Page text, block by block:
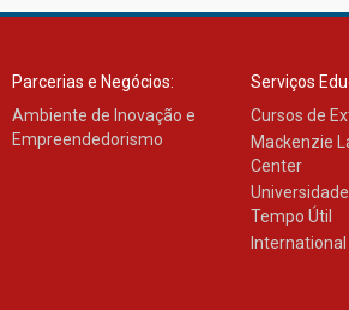
Parcerias e Negócios:
Ambiente de Inovação e
Empreendedorismo
Serviços
Cursos de
Mackenzie
Center
Tempo Útil